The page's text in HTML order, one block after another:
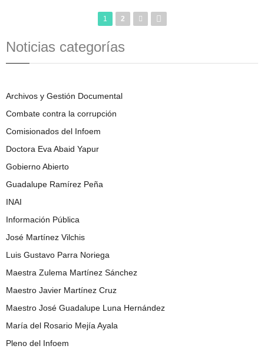
1 2
Noticias categorías
Archivos y Gestión Documental
Combate contra la corrupción
Comisionados del Infoem
Doctora Eva Abaid Yapur
Gobierno Abierto
Guadalupe Ramírez Peña
INAI
Información Pública
José Martínez Vilchis
Luis Gustavo Parra Noriega
Maestra Zulema Martínez Sánchez
Maestro Javier Martínez Cruz
Maestro José Guadalupe Luna Hernández
María del Rosario Mejía Ayala
Pleno del Infoem